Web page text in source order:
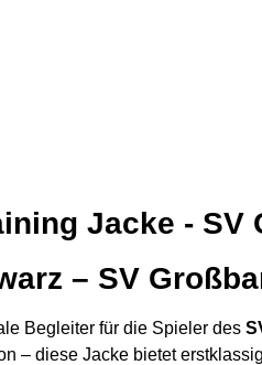
Jacke - SV
– SV
Begleiter für die Spieler des
– diese Jacke bietet